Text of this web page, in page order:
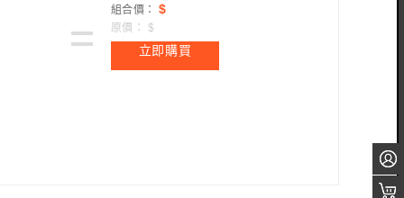
組合價：$
原價： $
立即購買